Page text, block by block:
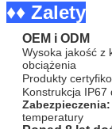
Częstotliwość
wyjściowa
Napięcie
wyjściowe
DC
Moc wyjściowa
1
Napięcie
♦♦ Zalety
OEM i ODM
Wysoka jakość z
obciążenia
Produkty
Konstrukcja IP67
Zabezpieczenia:
temperatury